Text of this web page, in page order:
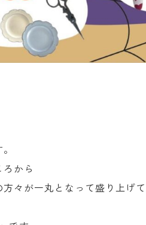
から
々が一丸となって盛り上げ